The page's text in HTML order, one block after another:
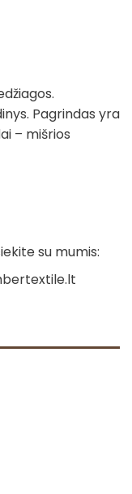
Pagrindas yra
– mišrios
su mumis: